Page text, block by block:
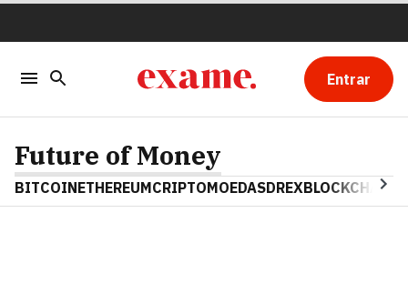
Entrar
Future of Money
BITCOINETHEREUMCRIPTOMOEDASDREXBLOCKCHAIN